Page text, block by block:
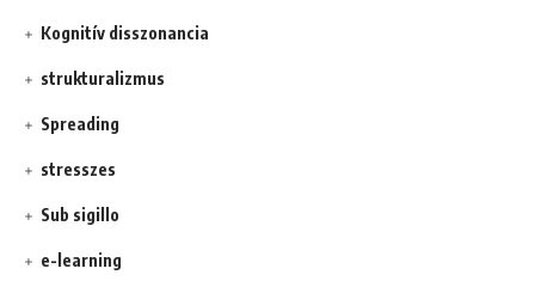
Kognitív disszonancia
strukturalizmus
Spreading
stresszes
Sub sigillo
e-learning